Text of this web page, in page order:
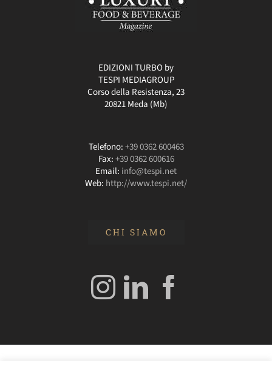
EDIZIONI TURBO by
TESPI MEDIAGROUP
Corso della Resistenza, 23
20821 Meda (Mb)
Telefono:+39 0362 600463
Fax:+39 0362 600616
Email: info@tespi.net
Web: http://www.tespi.net/
CHI SIAMO